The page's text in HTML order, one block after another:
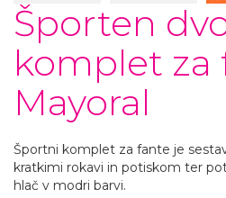
Športen
komplet za
Mayoral
Športni komplet za fante je
kratkimi rokavi in potiskom ter
hlač v modri barvi.